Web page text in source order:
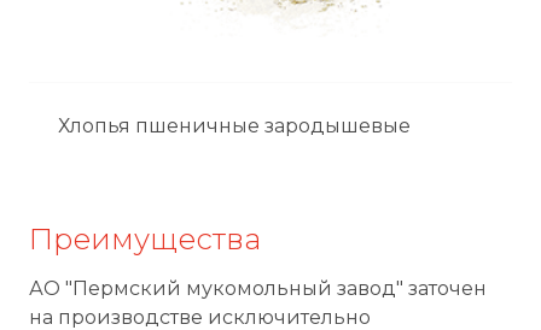
Хлопья пшеничные зародышевые
Преимущества
АО "Пермский мукомольный завод" заточен
на производстве исключительно